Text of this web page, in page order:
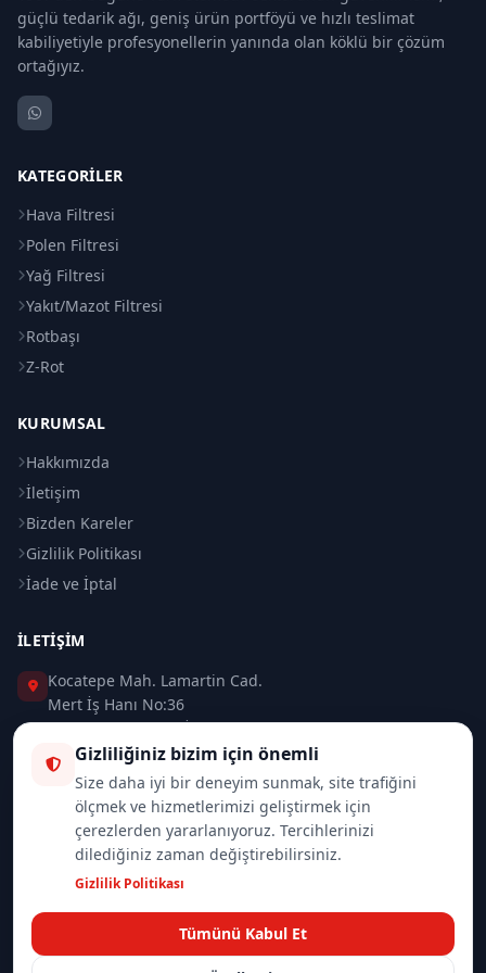
güçlü tedarik ağı, geniş ürün portföyü ve hızlı teslimat
kabiliyetiyle profesyonellerin yanında olan köklü bir çözüm
ortağıyız.
KATEGORILER
Hava Filtresi
Polen Filtresi
Yağ Filtresi
Yakıt/Mazot Filtresi
Rotbaşı
Z-Rot
KURUMSAL
Hakkımızda
İletişim
Bizden Kareler
Gizlilik Politikası
İade ve İptal
İLETIŞIM
Kocatepe Mah. Lamartin Cad.
Mert İş Hanı No:36
Taksim / Beyoğlu / İSTANBUL
0 (212) 235 37 83
0 (532) 418 08 46
info@merttrade.com
Gizliliğiniz bizim için önemli
Size daha iyi bir deneyim sunmak, site trafiğini
ölçmek ve hizmetlerimizi geliştirmek için
çerezlerden yararlanıyoruz. Tercihlerinizi
dilediğiniz zaman değiştirebilirsiniz.
Gizlilik Politikası
Tümünü Kabul Et